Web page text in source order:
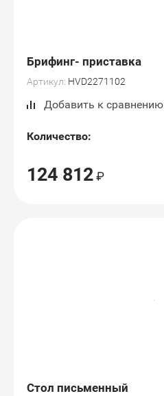
Брифинг- приставка
Артикул: HVD2271102
Добавить к сравнению
Количество:
124 812
Стол письменный